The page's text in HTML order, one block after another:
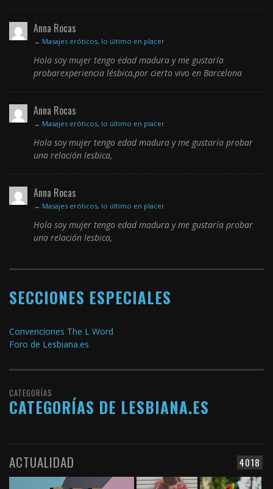
Anna Rocas
→ Masajes eróticos, lo último en placer
Hola soy mujer tengo edad madura y me gustaría
probarexperiencia lésbica,por cierto vivo en Barcelona
Anna Rocas
→ Masajes eróticos, lo último en placer
Hola soy mujer tengo edad madura y me gustaría probar
una relación lesbica,
Anna Rocas
→ Masajes eróticos, lo último en placer
Hola soy mujer tengo edad madura y me gustaría probar
una relación lesbica,
SECCIONES ESPECIALES
Convenciones The L Word
Foro de Lesbiana.es
CATEGORÍAS
CATEGORÍAS DE LESBIANA.ES
4018
ACTUALIDAD